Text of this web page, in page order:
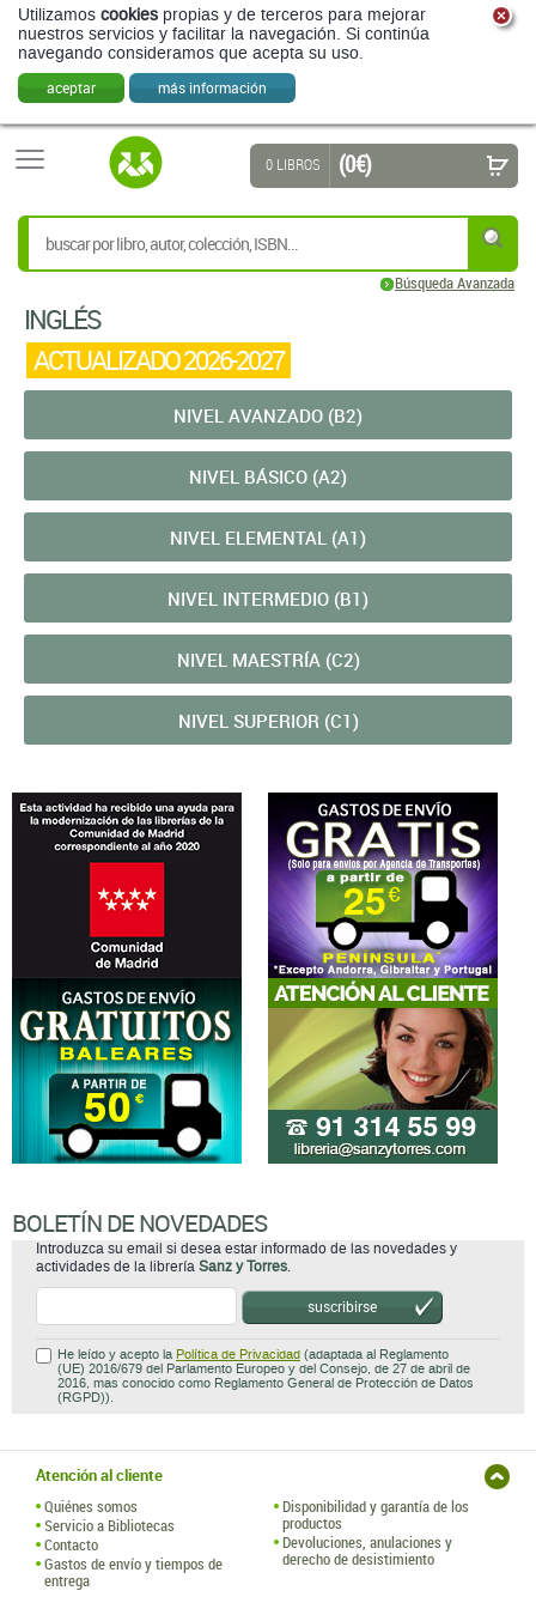
Utilizamos cookies propias y de terceros para mejorar
nuestros servicios y facilitar la navegación. Si continúa
navegando consideramos que acepta su uso.
aceptar más información
Búsqueda Avanzada
0 LIBROS (0 €)
INGLÉS
ACTUALIZADO 2026-2027
NIVEL AVANZADO (B2)
NIVEL BÁSICO (A2)
NIVEL ELEMENTAL (A1)
NIVEL INTERMEDIO (B1)
NIVEL MAESTRÍA (C2)
NIVEL SUPERIOR (C1)
BOLETÍN DE NOVEDADES
Introduzca su email si desea estar informado de las novedades y
actividades de la librería Sanz y Torres.
suscribirse
He leído y acepto la Política de Privacidad (adaptada al Reglamento
(UE) 2016/679 del Parlamento Europeo y del Consejo, de 27 de abril de
2016, mas conocido como Reglamento General de Protección de Datos
(RGPD)).
Atención al cliente
Quiénes somos
Servicio a Bibliotecas
Contacto
Gastos de envío y tiempos de
entrega
Disponibilidad y garantía de los
productos
Devoluciones, anulaciones y
derecho de desistimiento